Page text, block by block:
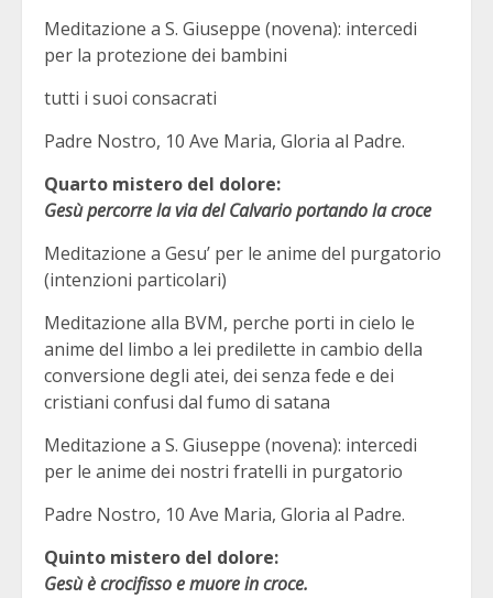
Meditazione a S. Giuseppe (novena): intercedi
per la protezione dei bambini
tutti i suoi consacrati
Padre Nostro, 10 Ave Maria, Gloria al Padre.
Quarto mistero del dolore:
Gesù percorre la via del Calvario portando la croce
Meditazione a Gesu’ per le anime del purgatorio
(intenzioni particolari)
Meditazione alla BVM, perche porti in cielo le
anime del limbo a lei predilette in cambio della
conversione degli atei, dei senza fede e dei
cristiani confusi dal fumo di satana
Meditazione a S. Giuseppe (novena): intercedi
per le anime dei nostri fratelli in purgatorio
Padre Nostro, 10 Ave Maria, Gloria al Padre.
Quinto mistero del dolore:
Gesù è crocifisso e muore in croce.